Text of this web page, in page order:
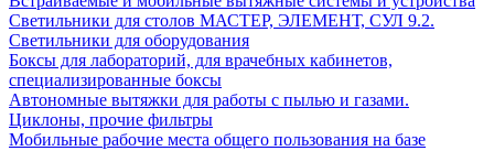
Светильники для столов МАСТЕР, ЭЛЕМЕНТ, СУЛ 9.2.
Светильники для оборудования
Боксы для лабораторий, для врачебных кабинетов,
специализированные боксы
Автономные вытяжки для работы с пылью и газами.
Циклоны, прочие фильтры
Мобильные рабочие места общего пользования на базе